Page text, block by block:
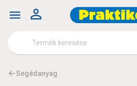
Segédanyag